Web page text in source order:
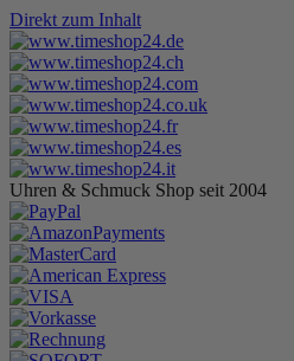
Direkt zum Inhalt
Uhren & Schmuck Shop seit 2004